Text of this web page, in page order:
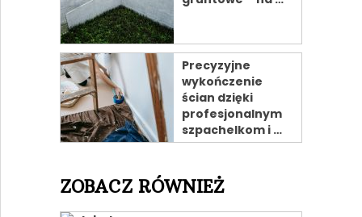
Precyzyjne
wykończenie
ścian dzięki
profesjonalnym
szpachelkom i …
ZOBACZ RÓWNIEŻ